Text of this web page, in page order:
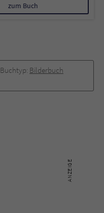
zum Buch
Buchtyp: Bilderbuch